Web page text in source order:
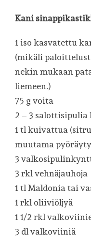
Kani
1 iso kasvatettu
(mikäli
nekin mukaan
liemeen.)
75 g voita
2 – 3
1 tl kuivattua
muutama
3
3 rkl vehnäjauhoja
1 tl Maldonia tai
1 rkl oliiviöljyä
1 1/2 rkl
3 dl valkoviiniä